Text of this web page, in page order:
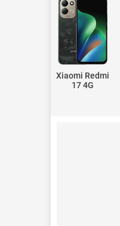
Xiaomi Redmi
17 4G